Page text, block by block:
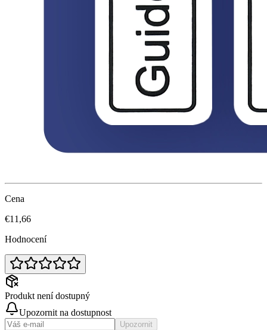
Cena
€11,66
Hodnocení
Produkt není dostupný
Upozornit na dostupnost
Upozornit